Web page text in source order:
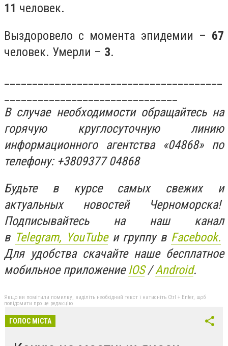
11 человек.
Выздоровело с момента эпидемии – 67
человек. Умерли – 3.
В случае необходимости обращайтесь на
горячую круглосуточную линию
информационного агентства «04868» по
телефону: +3809377 04868
Будьте в курсе самых свежих и
актуальных новостей Черноморска!
Подписывайтесь на наш канал
в Telegram, YouTubeи группу в Facebook.
Для удобства скачайте наше бесплатное
мобильное приложение IOS/Android.
Якщо ви помітили помилку, виділіть необхідний текст і натисніть Ctrl + Enter, щоб
повідомити про це редакцію
ГОЛОС МІСТА